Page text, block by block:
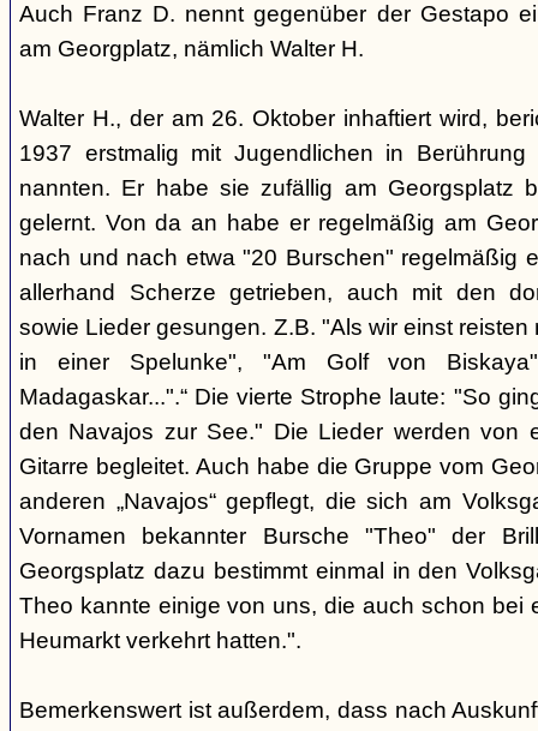
Auch Franz D. nennt gegenüber der Gestapo
am Georgplatz, nämlich Walter H.
Walter H., der am 26. Oktober inhaftiert wird,
1937 erstmalig mit Jugendlichen in
nannten. Er habe sie zufällig am Georgsplatz
gelernt. Von da an habe er regelmäßig am
nach und nach etwa "20 Burschen" regelmäßig
allerhand Scherze getrieben, auch mit den
sowie Lieder gesungen. Z.B. "Als wir einst
in einer Spelunke", "Am Golf von
Madagaskar...".“ Die vierte Strophe laute: "So
den Navajos zur See." Die Lieder werden von
Gitarre begleitet. Auch habe die Gruppe vom
anderen „Navajos“ gepflegt, die sich am
Vornamen bekannter Bursche "Theo" der
Georgsplatz dazu bestimmt einmal in den
Theo kannte einige von uns, die auch schon bei
Heumarkt verkehrt hatten.".
Bemerkenswert ist außerdem, dass nach